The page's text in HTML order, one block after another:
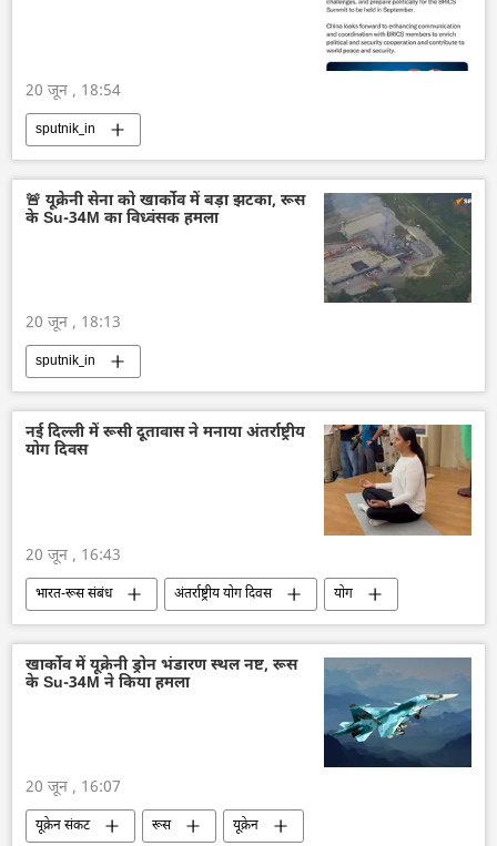
20 जून , 18:54
sputnik_in
🚨 यूक्रेनी सेना को खार्कोव में बड़ा झटका, रूस
के Su-34M का विध्वंसक हमला
20 जून , 18:13
sputnik_in
नई दिल्ली में रूसी दूतावास ने मनाया अंतर्राष्ट्रीय
योग दिवस
20 जून , 16:43
भारत-रूस संबंध अंतर्राष्ट्रीय योग दिवस
योग
भारत
रूस
खार्कोव में यूक्रेनी ड्रोन भंडारण स्थल नष्ट, रूस
के Su-34M ने किया हमला
20 जून , 16:07
यूक्रेन संकट रूस यूक्रेन